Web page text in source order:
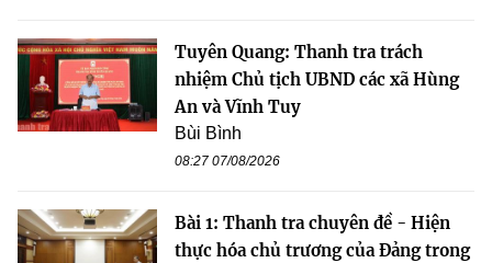
Tuyên Quang: Thanh tra trách
nhiệm Chủ tịch UBND các xã Hùng
An và Vĩnh Tuy
Bùi Bình
08:27 07/08/2026
Bài 1: Thanh tra chuyên đề - Hiện
thực hóa chủ trương của Đảng trong